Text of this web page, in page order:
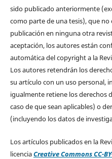
sido publicado anteriormente
como parte de una tesis), que
publicación en ninguna otra
aceptación, los autores están
automática del copyright a la
Los autores retendrán los
su artículo con un uso personal,
igualmente retiene los derechos
caso de que sean aplicables) o
(incluyendo los datos de
Los artículos publicados en la
licenciaCreative Commons CC-